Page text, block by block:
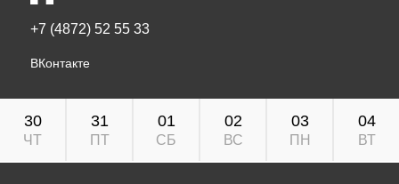
+7 (4872) 52 55 33
ВКонтакте
30
ЧТ
31
ПТ
01
СБ
02
ВС
03
ПН
04
ВТ